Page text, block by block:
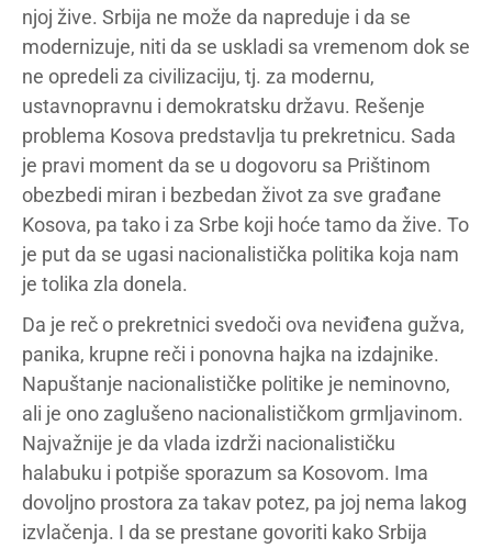
njoj žive. Srbija ne može da napreduje i da se
modernizuje, niti da se uskladi sa vremenom dok se
ne opredeli za civilizaciju, tj. za modernu,
ustavnopravnu i demokratsku državu. Rešenje
problema Kosova predstavlja tu prekretnicu. Sada
je pravi moment da se u dogovoru sa Prištinom
obezbedi miran i bezbedan život za sve građane
Kosova, pa tako i za Srbe koji hoće tamo da žive. To
je put da se ugasi nacionalistička politika koja nam
je tolika zla donela.
Da je reč o prekretnici svedoči ova neviđena gužva,
panika, krupne reči i ponovna hajka na izdajnike.
Napuštanje nacionalističke politike je neminovno,
ali je ono zaglušeno nacionalističkom grmljavinom.
Najvažnije je da vlada izdrži nacionalističku
halabuku i potpiše sporazum sa Kosovom. Ima
dovoljno prostora za takav potez, pa joj nema lakog
izvlačenja. I da se prestane govoriti kako Srbija